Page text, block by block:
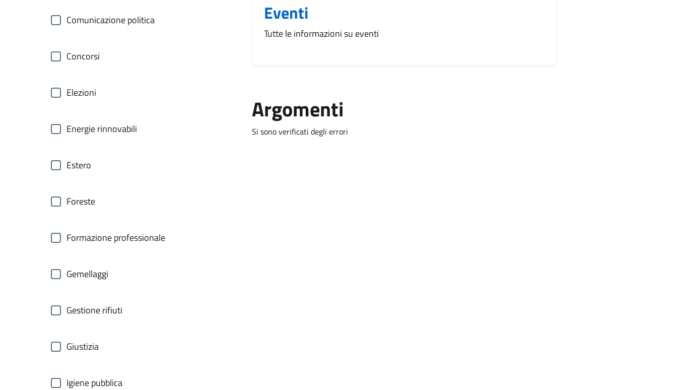
Comunicazione politica
Concorsi
Elezioni
Energie rinnovabili
Estero
Foreste
Formazione professionale
Gemellaggi
Gestione rifiuti
Giustizia
Igiene pubblica
Eventi
Tutte le informazioni su eventi
Argomenti
Si sono verificati degli errori